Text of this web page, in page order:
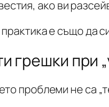
ако ви
е също да
грешки при
проблеми не са